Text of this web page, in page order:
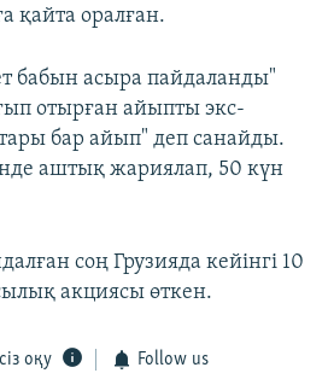
қайта оралған.
бабын асыра пайдаланды"
отырған айыпты экс-
бар айып" деп санайды.
аштық жариялап, 50 күн
соң Грузияда кейінгі 10
акциясы өткен.
оқу Follow us